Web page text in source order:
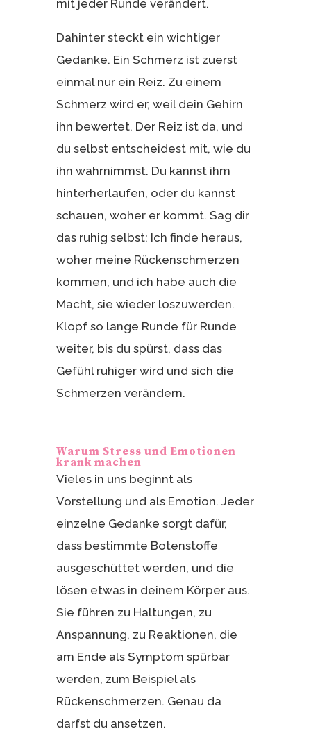
mit jeder Runde verändert.
Dahinter steckt ein wichtiger
Gedanke. Ein Schmerz ist zuerst
einmal nur ein Reiz. Zu einem
Schmerz wird er, weil dein Gehirn
ihn bewertet. Der Reiz ist da, und
du selbst entscheidest mit, wie du
ihn wahrnimmst. Du kannst ihm
hinterherlaufen, oder du kannst
schauen, woher er kommt. Sag dir
das ruhig selbst: Ich finde heraus,
woher meine Rückenschmerzen
kommen, und ich habe auch die
Macht, sie wieder loszuwerden.
Klopf so lange Runde für Runde
weiter, bis du spürst, dass das
Gefühl ruhiger wird und sich die
Schmerzen verändern.
Warum Stress und Emotionen
krank machen
Vieles in uns beginnt als
Vorstellung und als Emotion. Jeder
einzelne Gedanke sorgt dafür,
dass bestimmte Botenstoffe
ausgeschüttet werden, und die
lösen etwas in deinem Körper aus.
Sie führen zu Haltungen, zu
Anspannung, zu Reaktionen, die
am Ende als Symptom spürbar
werden, zum Beispiel als
Rückenschmerzen. Genau da
darfst du ansetzen.